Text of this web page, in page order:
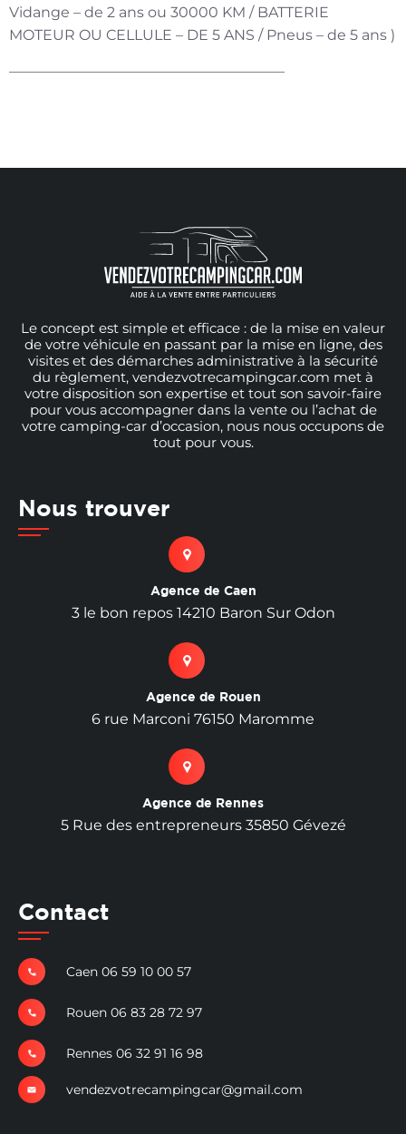
Vidange – de 2 ans ou 30000 KM / BATTERIE
MOTEUR OU CELLULE – DE 5 ANS / Pneus – de 5 ans )
———————————————————
Le concept est simple et efficace : de la mise en valeur
de votre véhicule en passant par la mise en ligne, des
visites et des démarches administrative à la sécurité
du règlement, vendezvotrecampingcar.com met à
votre disposition son expertise et tout son savoir-faire
pour vous accompagner dans la vente ou l’achat de
votre camping-car d’occasion, nous nous occupons de
tout pour vous.
Nous trouver
Agence de Caen
3 le bon repos 14210 Baron Sur Odon
Agence de Rouen
6 rue Marconi 76150 Maromme
Agence de Rennes
5 Rue des entrepreneurs 35850 Gévezé
Contact
Caen 06 59 10 00 57
Rouen 06 83 28 72 97
Rennes 06 32 91 16 98
vendezvotrecampingcar@gmail.com